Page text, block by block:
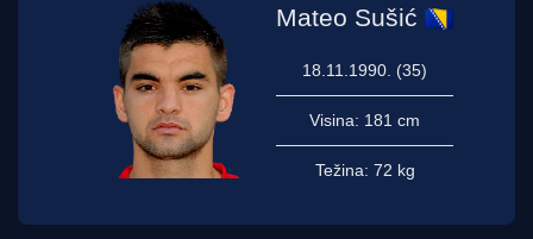
Mateo Sušić
18.11.1990. (35)
Visina: 181 cm
Težina: 72 kg